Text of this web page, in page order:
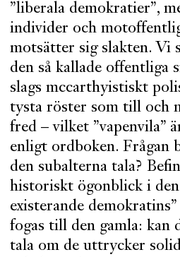
”liberala demokratier”,
individer och
motsätter sig slakten. Vi
den så kallade offentliga
slags mccarthyistiskt
tysta röster som till och
fred – vilket ”vapenvila”
enligt ordboken. Frågan
den subalterna tala?
historiskt ögonblick i
existerande
fogas till den gamla: kan
tala om de uttrycker